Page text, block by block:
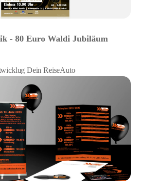
- 80 Euro Waldi Jubiläum
Dein ReiseAuto